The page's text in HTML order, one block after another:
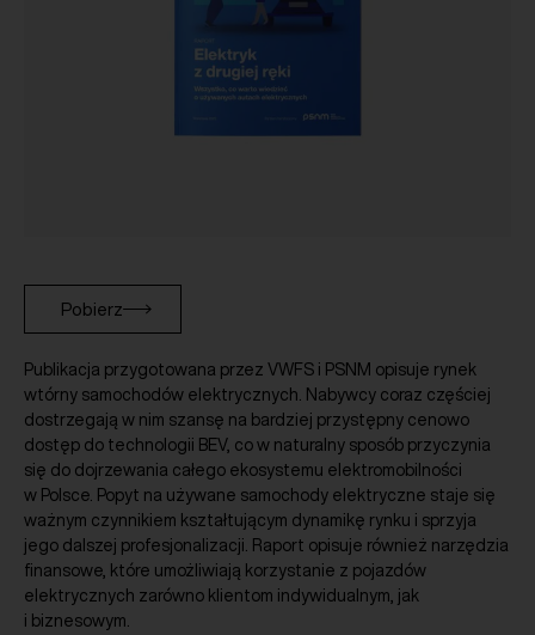
Pobierz
Publikacja przygotowana przez VWFS i PSNM opisuje rynek
wtórny samochodów elektrycznych. Nabywcy coraz częściej
dostrzegają w nim szansę na bardziej przystępny cenowo
dostęp do technologii BEV, co w naturalny sposób przyczynia
się do dojrzewania całego ekosystemu elektromobilności
w Polsce. Popyt na używane samochody elektryczne staje się
ważnym czynnikiem kształtującym dynamikę rynku i sprzyja
jego dalszej profesjonalizacji. Raport opisuje również narzędzia
finansowe, które umożliwiają korzystanie z pojazdów
elektrycznych zarówno klientom indywidualnym, jak
i biznesowym.